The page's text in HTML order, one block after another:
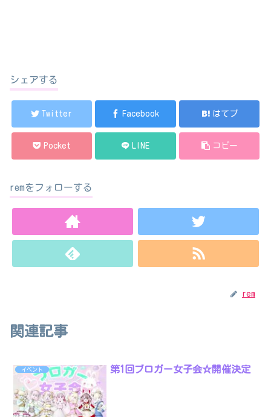
シェアする
Twitter Facebook はてブ
Pocket LINE コピー
remをフォローする
rem
関連記事
イベント 第1回ブロガー女子会☆開催決定